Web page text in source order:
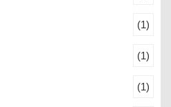
(1)
(1)
(1)